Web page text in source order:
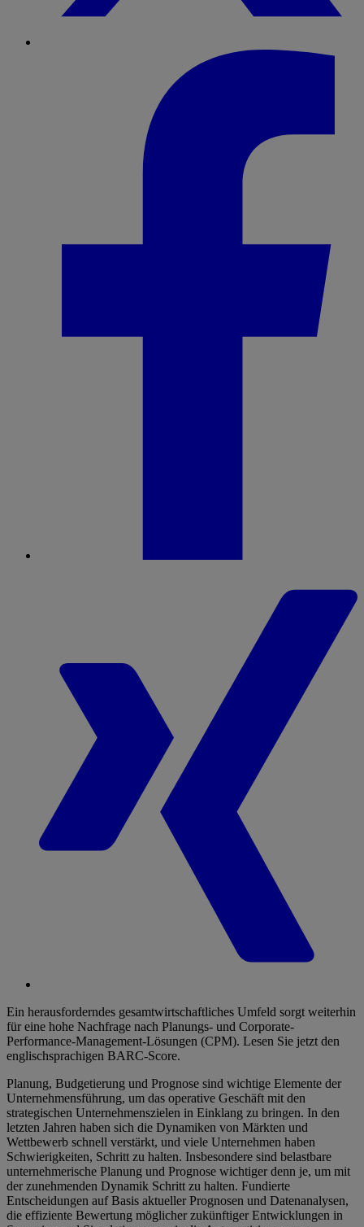
Ein herausforderndes gesamtwirtschaftliches Umfeld sorgt weiterhin
für eine hohe Nachfrage nach Planungs- und Corporate-
Performance-Management-Lösungen (CPM). Lesen Sie jetzt den
englischsprachigen BARC-Score.
Planung, Budgetierung und Prognose sind wichtige Elemente der
Unternehmensführung, um das operative Geschäft mit den
strategischen Unternehmenszielen in Einklang zu bringen. In den
letzten Jahren haben sich die Dynamiken von Märkten und
Wettbewerb schnell verstärkt, und viele Unternehmen haben
Schwierigkeiten, Schritt zu halten. Insbesondere sind belastbare
unternehmerische Planung und Prognose wichtiger denn je, um mit
der zunehmenden Dynamik Schritt zu halten. Fundierte
Entscheidungen auf Basis aktueller Prognosen und Datenanalysen,
die effiziente Bewertung möglicher zukünftiger Entwicklungen in